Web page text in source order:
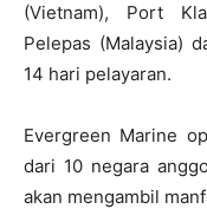
(Vietnam), Port
Pelepas (Malaysia)
14 hari pelayaran.
Evergreen Marine
dari 10 negara
akan mengambil